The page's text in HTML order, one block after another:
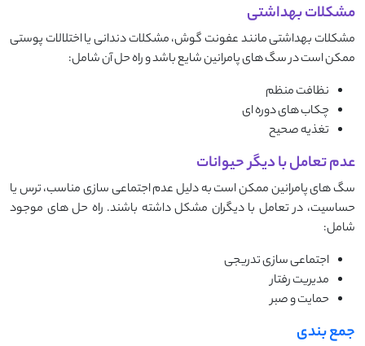
مشکلات بهداشتی
مشکلات بهداشتی مانند عفونت گوش، مشکلات دندانی یا اختلالات پوستی
ممکن است در سگ ‌های پامرانین شایع باشد و راه حل آن شامل:
نظافت منظم
چکاب های دوره ای
تغذیه صحیح
عدم تعامل با دیگر حیوانات
سگ ‌های پامرانین ممکن است به دلیل عدم اجتماعی ‌سازی مناسب، ترس یا
حساسیت، در تعامل با دیگران مشکل داشته باشند. راه حل های موجود
شامل:
اجتماعی سازی تدریجی
مدیریت رفتار
حمایت و صبر
جمع بندی